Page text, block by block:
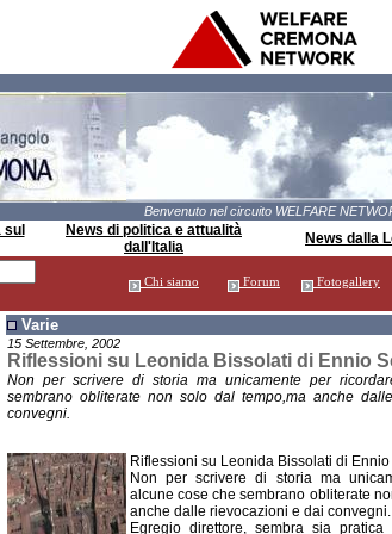
Benvenuto nel circuito WELFARE
News di politica e attualità
dall'Italia
News dalla
Chi siamo Forum Fotogallery
Varie
15 Settembre, 2002
Riflessioni su Leonida Bissolati di Ennio
Non per scrivere di storia ma unicamente per
sembrano obliterate non solo dal tempo,ma anche
convegni.
Riflessioni su Leonida Bissolati di Ennio
Non per scrivere di storia ma
alcune cose che sembrano obliterate
anche dalle rievocazioni e dai convegni.
Egregio direttore, sembra sia pratica